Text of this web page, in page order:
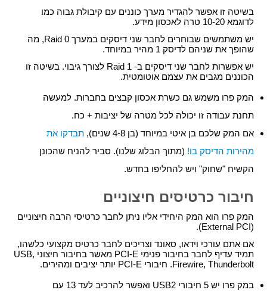
בשיטה זו אפשר להגדיר מערך כוננים עם קיבולת גבוה כמו
לדוגמא 10-20 טרה לאכסון מידע.
יש משתמשים שבוחרים לחבר שני דיסקים במערך Raid 0, מה
שהופך את שניהם לדיסק 1 מהיר במיוחד.
יש אפשרות לחבר שני דיסקים ב- Raid 1 לצורך גיבוי. בשיטה זו
הכוננים מגבים את עצמם אוטומטית.
המק פרו משמש גם כשרת אכסון קבצים בחברות. למעשה
תחנת עבודה זו יכולה לכל מטרה של יציבות + כח.
אם המק שלכם בן איטי במיוחד (בן 4-8 שנים),
תבדקו את
מהירות הדיסק בו! (מתוך הבלוג שלנו). סביר להניח שהכונן
הקשיח "שחוק" ויש להחליפו בחדש.
חיבור כרטיסים חיצוניים
המק פרו הוא המק היחידי אליו ניתן לחבר כרטיסי הרבה חיצוניים
(External PCI).
אם אתם עורכי וידאו, סאונד וצריכים לחבר כרטיס מקצועי כלשהו,
תמיד עדיף לחבר בחיבור פנימי PCI-E מאשר בחיבור חיצוני USB,
Firewire, Thunderbolt. חיבורי PCI-E יותר יציבים ומהירים.
במק פרו יש 5 חיבורי USB2 ואפשר להרכיב לעד 13 עם